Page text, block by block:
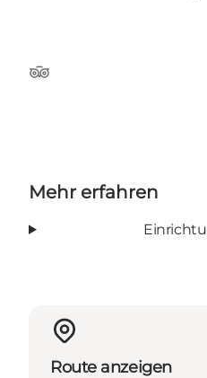
Tripadvisor
Mehr erfahren
Route anzeigen